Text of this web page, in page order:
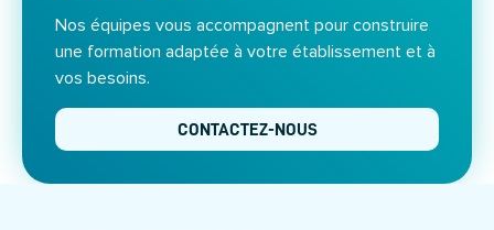
Nos équipes vous accompagnent pour construire
une formation adaptée à votre établissement et à
vos besoins.
CONTACTEZ-NOUS